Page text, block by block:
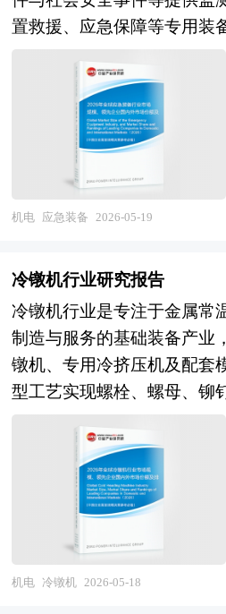
产品功能持续拓展，逐步融
+ 服务” 的综合解决方案转
规范化程度持续提升。对应
统销量与价格分析的局限，
品功能升级、商业模式创新
数据服务生态建设等多维度
判。 本研究咨询报告由中研
息中心、国务院发展研究中
国商业信息中心、中国经济
业研究网以及国内外多种相
最新研究资料。本报告对国
展状况进行了深入透彻地分
了国内外重点企业、行业发
况，报告还对智能电表下游
讨，是智能电表及相关企业
准确了解目前中国市场发展
业发展方向，为企业经营决
据。
品线实现规模化量产，但在
动态范围、全局快门及科学
尼、三星等国际巨头仍占据
主导。与此同时，行业面临
造工艺层面，高端CIS所需
体管像素等先进制程与封装
设备；在核心IP层面，高端
噪声抑制算法等关键IP自主
面，手机光学创新趋缓导致
兴场景对传感器的可靠性、
更高要求。行业整体呈现"中
突破攻坚、场景驱动分化"
与生态协同成为产业突围的
来，中国图像传感器行业将
五五"时期，全球智能手机
车智能化渗透率快速提升、
密度增长、医疗影像设备国
感器创造多元化的强劲需求
驱动视觉（Event-based
感知融合等前沿技术的成熟
置救援、应急保障等专用装
急通信装备、防灾减灾装备
应急管理体系的重要支撑，
产业性，上承先进制造、新
产业，下接政府应急管理、
全保障需求，是十五五时期
力现代化建设的重点发展领
体。 当前全球应急装备行业
天气、灾害事故与公共安全
大应急体系建设投入，推动
释放，产业规模持续扩张。
凭借深厚技术积累、完善产
高端应急装备领域占据主导
争格局。亚太市场尤其是中
持、制造业基础完备与应急
球最具活力的市场区域之一
齐全、产能规模可观的供给
端装备领域竞争力突出，但
部件与专用技术仍存在短板
机电 应急装备 2026-05-19
冷镦机行业研究报告
冷镦机行业是专注于金属常
制造与服务的基础装备产业
镦机、专用冷挤压机及配套
型工艺实现螺栓、螺母、铆
性。作为紧固件、汽车零部
的核心母机，冷镦机深度支
空航天、建筑等国民经济关
系的重要组成，也是“十五
化、制造业提质升级的重点
冷镦机行业呈现成熟增长、
机电 冷镦机 2026-05-18